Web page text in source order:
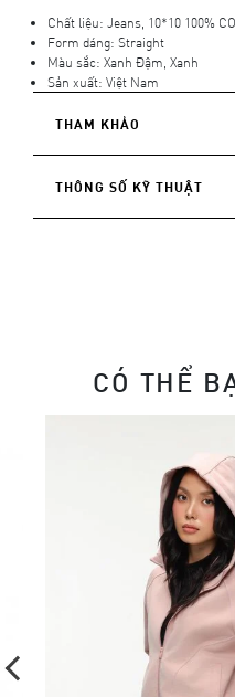
Chất liệu: Jeans, 10*10 100%
Form dáng: Straight
Màu sắc: Xanh Đậm, Xanh
Sản xuất: Việt Nam
THAM KHẢO
THÔNG SỐ KỸ THUẬT
CÓ THỂ